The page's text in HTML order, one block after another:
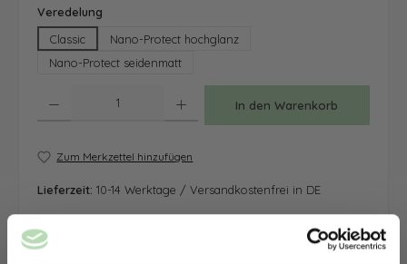
Veredelung
Classic
Nano-Protect hochglanz
Nano-Protect seidenmatt
In den Warenkorb
Zum Merkzettel hinzufügen
Lieferzeit: 10-14 Werktage / Versandkostenfrei in DE